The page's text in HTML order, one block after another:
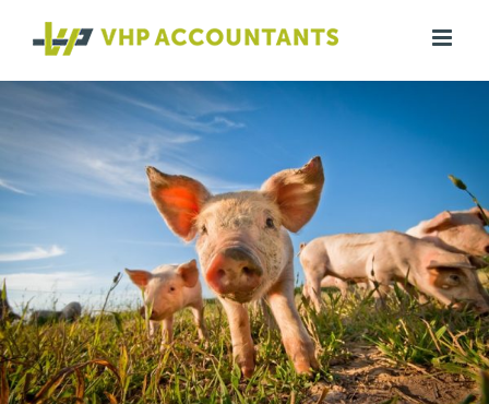
naar
inhoud